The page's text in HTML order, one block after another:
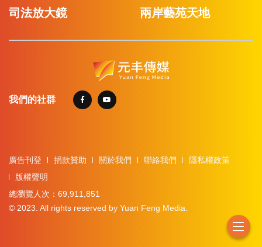
司法放大鏡 兩岸藝苑天地
我們的社群
廣告刊登 捐款贊助 關於我們 聯絡我們
隱私權政策
版權聲明
總瀏覽人次：69,911,851
© 2023. All rights reserved by Yuan Feng Media.